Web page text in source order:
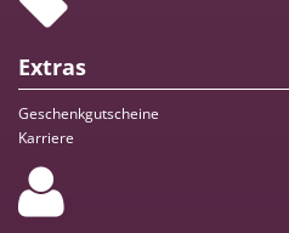
Extras
Geschenkgutscheine
Karriere